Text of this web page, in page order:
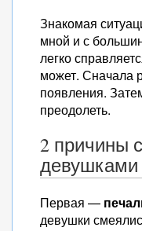
Знакомая
мной и с
легко
может. Сначала
появления.
преодолеть.
2 причины
девушками
Первая —
девушки